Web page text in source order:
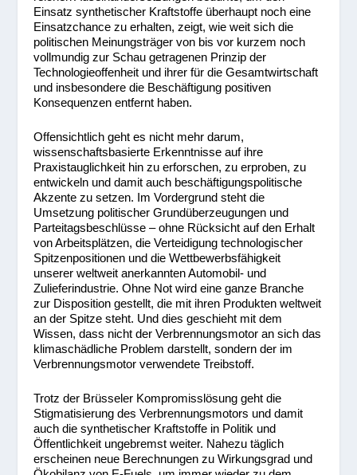
Einsatz synthetischer Kraftstoffe überhaupt noch eine
Einsatzchance zu erhalten, zeigt, wie weit sich die
politischen Meinungsträger von bis vor kurzem noch
vollmundig zur Schau getragenen Prinzip der
Technologieoffenheit und ihrer für die Gesamtwirtschaft
und insbesondere die Beschäftigung positiven
Konsequenzen entfernt haben.
Offensichtlich geht es nicht mehr darum,
wissenschaftsbasierte Erkenntnisse auf ihre
Praxistauglichkeit hin zu erforschen, zu erproben, zu
entwickeln und damit auch beschäftigungspolitische
Akzente zu setzen. Im Vordergrund steht die
Umsetzung politischer Grundüberzeugungen und
Parteitagsbeschlüsse – ohne Rücksicht auf den Erhalt
von Arbeitsplätzen, die Verteidigung technologischer
Spitzenpositionen und die Wettbewerbsfähigkeit
unserer weltweit anerkannten Automobil- und
Zulieferindustrie. Ohne Not wird eine ganze Branche
zur Disposition gestellt, die mit ihren Produkten weltweit
an der Spitze steht. Und dies geschieht mit dem
Wissen, dass nicht der Verbrennungsmotor an sich das
klimaschädliche Problem darstellt, sondern der im
Verbrennungsmotor verwendete Treibstoff.
Trotz der Brüsseler Kompromisslösung geht die
Stigmatisierung des Verbrennungsmotors und damit
auch die synthetischer Kraftstoffe in Politik und
Öffentlichkeit ungebremst weiter. Nahezu täglich
erscheinen neue Berechnungen zu Wirkungsgrad und